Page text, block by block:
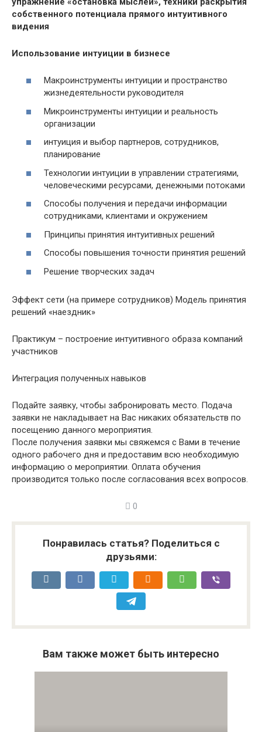
собственного потенциала прямого интуитивного
видения
Использование интуиции в бизнесе
Макроинструменты интуиции и пространство
жизнедеятельности руководителя
Микроинструменты интуиции и реальность
организации
интуиция и выбор партнеров, сотрудников,
планирование
Технологии интуиции в управлении стратегиями,
человеческими ресурсами, денежными потоками
Способы получения и передачи информации
сотрудниками, клиентами и окружением
Принципы принятия интуитивных решений
Способы повышения точности принятия решений
Решение творческих задач
Эффект сети (на примере сотрудников) Модель принятия
решений «наездник»
Практикум – построение интуитивного образа компаний
участников
Интеграция полученных навыков
Подайте заявку, чтобы забронировать место. Подача
заявки не накладывает на Вас никаких обязательств по
посещению данного мероприятия.
После получения заявки мы свяжемся с Вами в течение
одного рабочего дня и предоставим всю необходимую
информацию о мероприятии. Оплата обучения
производится только после согласования всех вопросов.
0
Понравилась статья? Поделиться с
друзьями:
Вам также может быть интересно